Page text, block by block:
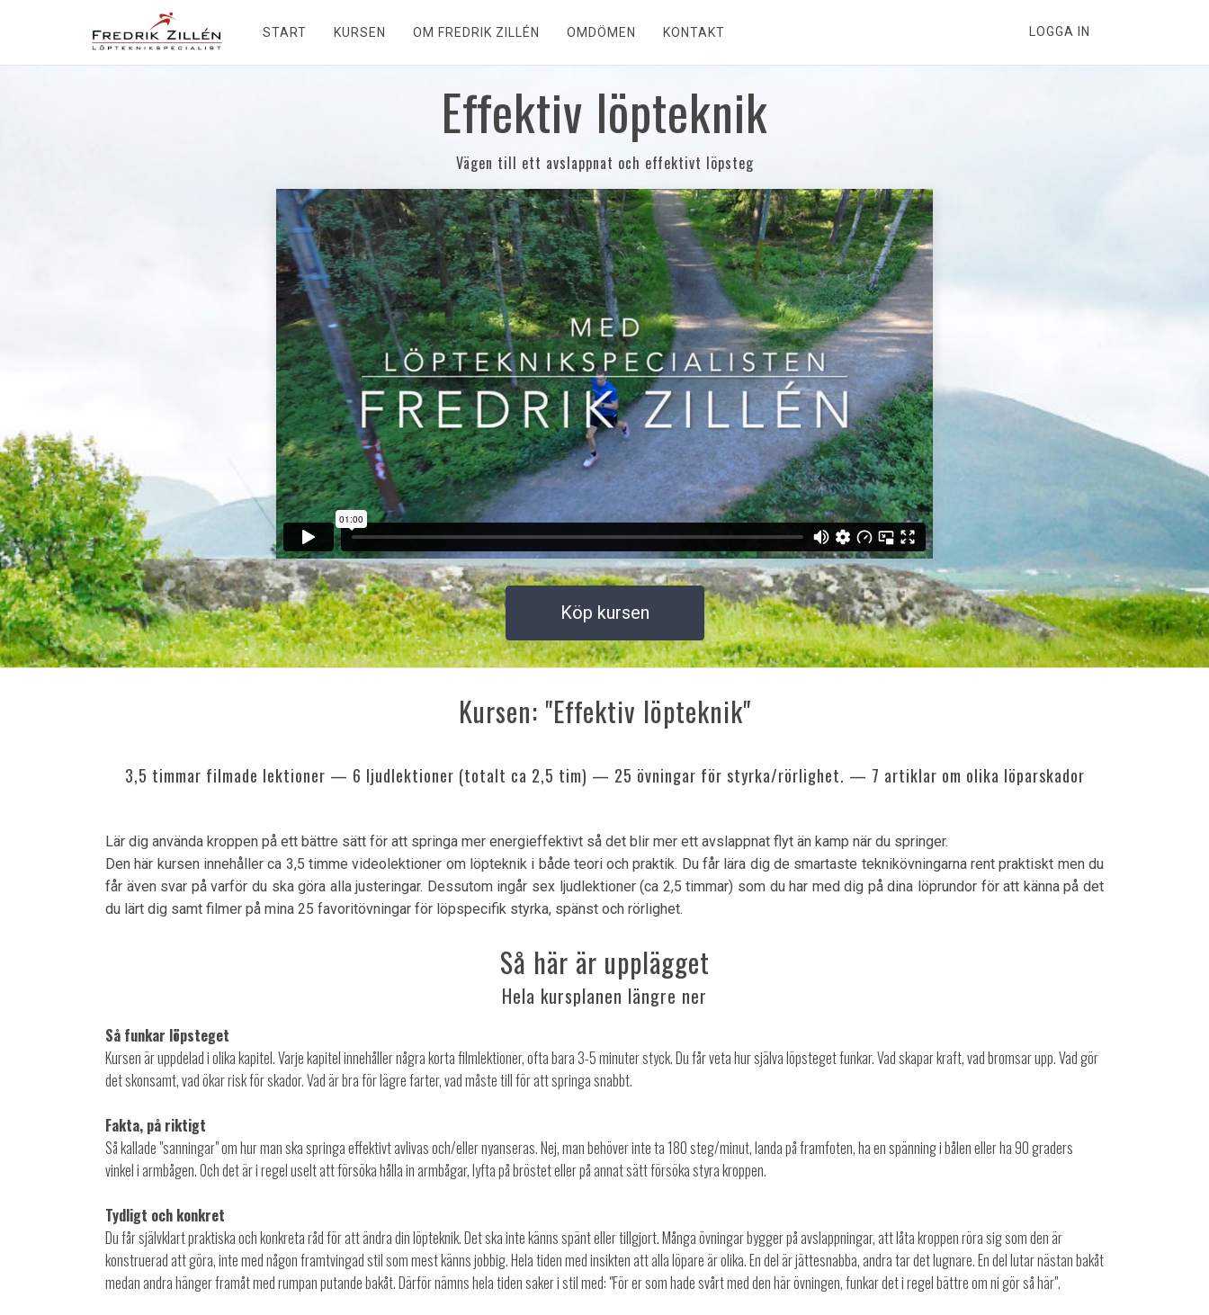
START KURSEN OM FREDRIK ZILLÉN OMDÖMEN KONTAKT LOGGA IN
Effektiv löpteknik
Vägen till ett avslappnat och effektivt löpsteg
Köp kursen
Kursen: "Effektiv löpteknik"
3,5 timmar filmade lektioner — 6 ljudlektioner (totalt ca 2,5 tim) — 25 övningar för styrka/rörlighet. — 7 artiklar om olika löparskador
Lär dig använda kroppen på ett bättre sätt för att springa mer energieffektivt så det blir mer ett avslappnat flyt än kamp när du springer.
Den här kursen innehåller ca 3,5 timme videolektioner om löpteknik i både teori och praktik. Du får lära dig de smartaste teknikövningarna rent praktiskt men du
får även svar på varför du ska göra alla justeringar. Dessutom ingår sex ljudlektioner (ca 2,5 timmar) som du har med dig på dina löprundor för att känna på det
du lärt dig samt filmer på mina 25 favoritövningar för löpspecifik styrka, spänst och rörlighet.
Så här är upplägget
Hela kursplanen längre ner
Så funkar löpsteget
Kursen är uppdelad i olika kapitel. Varje kapitel innehåller några korta filmlektioner, ofta bara 3-5 minuter styck. Du får veta hur själva löpsteget funkar. Vad skapar kraft, vad bromsar upp. Vad gör
det skonsamt, vad ökar risk för skador. Vad är bra för lägre farter, vad måste till för att springa snabbt.
Fakta, på riktigt
Så kallade "sanningar" om hur man ska springa effektivt avlivas och/eller nyanseras. Nej, man behöver inte ta 180 steg/minut, landa på framfoten, ha en spänning i bålen eller ha 90 graders
vinkel i armbågen. Och det är i regel uselt att försöka hålla in armbågar, lyfta på bröstet eller på annat sätt försöka styra kroppen.
Tydligt och konkret
Du får självklart praktiska och konkreta råd för att ändra din löpteknik. Det ska inte känns spänt eller tillgjort. Många övningar bygger på avslappningar, att låta kroppen röra sig som den är
konstruerad att göra, inte med någon framtvingad stil som mest känns jobbig. Hela tiden med insikten att alla löpare är olika. En del är jättesnabba, andra tar det lugnare. En del lutar nästan bakåt
medan andra hänger framåt med rumpan putande bakåt. Därför nämns hela tiden saker i stil med: "För er som hade svårt med den här övningen, funkar det i regel bättre om ni gör så här".